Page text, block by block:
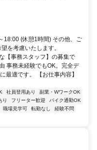
(休憩1時間) その他、ご
を考慮いたします。
【事務スタッフ】の募集で
事務未経験でもOK。完全デ
最適です。 【お仕事内容】
社員登用あり
副業・WワークOK
り フリーター歓迎
バイク通勤OK
職場見学可 転勤なし
経験不問